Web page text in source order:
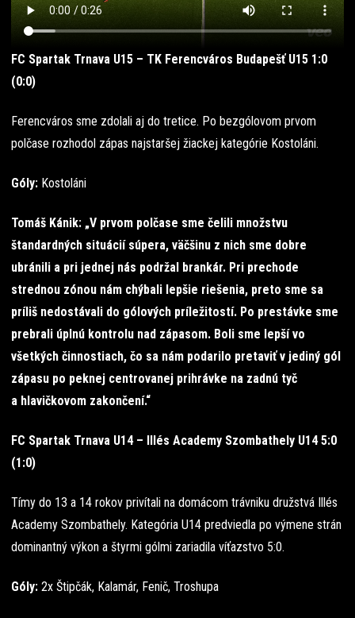
FC Spartak Trnava U15 – TK Ferencváros Budapešť U15 1:0
(0:0)
Ferencváros sme zdolali aj do tretice. Po bezgólovom prvom
polčase rozhodol zápas najstaršej žiackej kategórie Kostoláni.
Góly: Kostoláni
Tomáš Kánik: „V prvom polčase sme čelili množstvu
štandardných situácií súpera, väčšinu z nich sme dobre
ubránili a pri jednej nás podržal brankár. Pri prechode
strednou zónou nám chýbali lepšie riešenia, preto sme sa
príliš nedostávali do gólových príležitostí. Po prestávke sme
prebrali úplnú kontrolu nad zápasom. Boli sme lepší vo
všetkých činnostiach, čo sa nám podarilo pretaviť v jediný gól
zápasu po peknej centrovanej prihrávke na zadnú tyč
a hlavičkovom zakončení.“
FC Spartak Trnava U14 – Illés Academy Szombathely U14 5:0
(1:0)
Tímy do 13 a 14 rokov privítali na domácom trávniku družstvá Illés
Academy Szombathely. Kategória U14 predviedla po výmene strán
dominantný výkon a štyrmi gólmi zariadila víťazstvo 5:0.
Góly: 2x Štipčák, Kalamár, Fenič, Troshupa